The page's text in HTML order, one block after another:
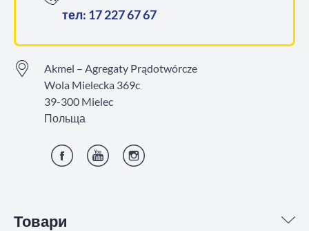
Товари
тел: 17 227 67 67
Akmel – Agregaty Prądotwórcze
Wola Mielecka 369c
39-300 Mielec
Польща